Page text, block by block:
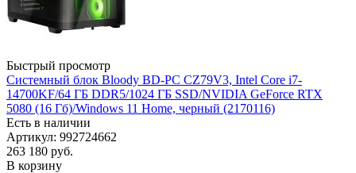
Быстрый просмотр
Системный блок Bloody BD-PC CZ79V3, Intel Core i7-
14700KF/64 ГБ DDR5/1024 ГБ SSD/NVIDIA GeForce RTX
5080 (16 Гб)/Windows 11 Home, черный (2170116)
Есть в наличии
Артикул: 992724662
263 180 руб.
В корзину